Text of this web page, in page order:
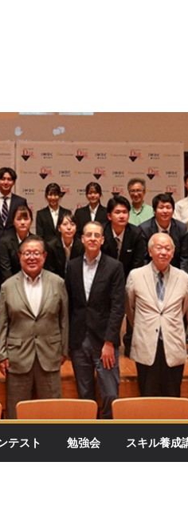
テスト 勉強会 スキル養成